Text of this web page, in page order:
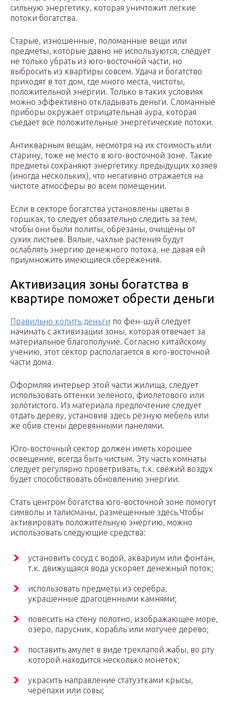
сильную энергетику, которая уничтожит легкие
потоки богатства.
Старые, изношенные, поломанные вещи или
предметы, которые давно не используются, следует
не только убрать из юго-восточной части, но
выбросить из квартиры совсем. Удача и богатство
приходят в тот дом, где много места, чистоты,
положительной энергии. Только в таких условиях
можно эффективно откладывать деньги. Сломанные
приборы окружает отрицательная аура, которая
съедает все положительные энергетические потоки.
Антикварным вещам, несмотря на их стоимость или
старину, тоже не место в юго-восточной зоне. Такие
предметы сохраняют энергетику предыдущих хозяев
(иногда нескольких), что негативно отражается на
чистоте атмосферы во всем помещении.
Если в секторе богатства установлены цветы в
горшках, то следует обязательно следить за тем,
чтобы они были политы, обрезаны, очищены от
сухих листьев. Вялые, чахлые растения будут
ослаблять энергию денежного потока, не давая ей
приумножить имеющиеся сбережения.
Активизация зоны богатства в
квартире поможет обрести деньги
Правильно копить деньги по фен-шуй следует
начинать с активизации зоны, которая отвечает за
материальное благополучие. Согласно китайскому
учению, этот сектор располагается в юго-восточной
части дома.
Оформляя интерьер этой части жилища, следует
использовать оттенки зеленого, фиолетового или
золотистого. Из материала предпочтение следует
отдать дереву, установив здесь резную мебель или
же обив стены деревянными панелями.
Юго-восточный сектор должен иметь хорошее
освещение, всегда быть чистым. Эту часть комнаты
следует регулярно проветривать, т.к. свежий воздух
будет способствовать обновлению энергии.
Стать центром богатства юго-восточной зоне помогут
символы и талисманы, размещенные здесь.Чтобы
активировать положительную энергию, можно
использовать следующие средства:
установить сосуд с водой, аквариум или фонтан,
т.к. движущаяся вода ускоряет денежный поток;
использовать предметы из серебра,
украшенные драгоценными камнями;
повесить на стену полотно, изображающее море,
озеро, парусник, корабль или могучее дерево;
поставить амулет в виде трехлапой жабы, во рту
которой находится несколько монеток;
украсить направление статуэтками крысы,
черепахи или совы;